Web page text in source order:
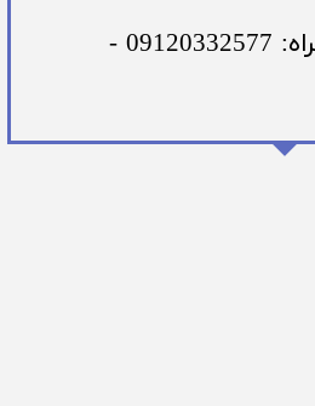
​شماره تلفن های همراه: 09120332577 -